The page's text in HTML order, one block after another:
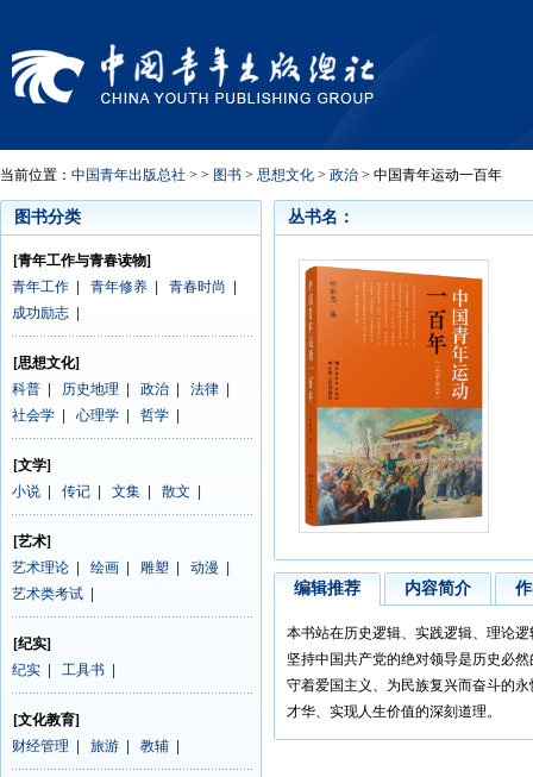
当前位置： 中国青年出版总社 > > 图书 > 思想文化 > 政治 > 中国青年运动一百年
图书分类
[青年工作与青春读物]
青年工作
青年修养 青春时尚
成功励志
[思想文化]
科普
历史地理 政治 法律
社会学
心理学 哲学
[文学]
小说
传记 文集 散文
[艺术]
艺术理论
绘画 雕塑 动漫
艺术类考试
[纪实]
纪实
工具书
[文化教育]
财经管理
旅游 教辅
丛书名：
编辑推荐 内容简介
本书站在历史逻辑、实践逻辑、理论
坚持中国共产党的绝对领导是历史必
守着爱国主义、为民族复兴而奋斗的
才华、实现人生价值的深刻道理。